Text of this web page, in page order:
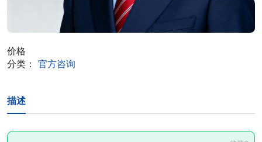
价格
分类： 官方咨询
描述